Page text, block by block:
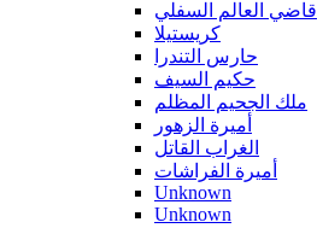
قاضي العالم السفلي
كريستيلا
حارس التندرا
حكيم السيف
ملك الجحيم المظلم
أميرة الزهور
الغراب القاتل
أميرة الفراشات
Unknown
Unknown